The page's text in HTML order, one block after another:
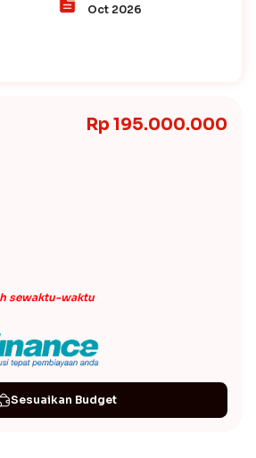
Oct 2026
Rp 195.000.000
sewaktu-waktu
Sesuaikan Budget